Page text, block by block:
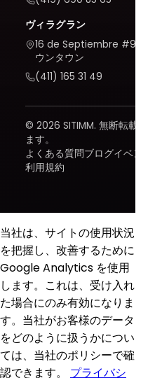
ヴィラグラン
16 de Septiembre #909, ダ
ウンタウン
(411) 165 31 49
© 2026 SITIMM. 無断転載を禁じ
ます。
よくある質問ブログイベント
利用規約
当社は、サイトの使用状況
を把握し、改善するために
Google Analytics を使用
します。これは、受け入れ
た場合にのみ有効になりま
す。当社がお客様のデータ
をどのように扱うかについ
ては、当社のポリシーで確
認できます。
プライバシ